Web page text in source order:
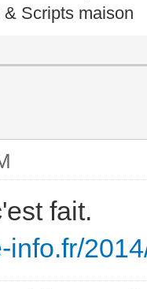
Scripts maison
fait.
info.fr/